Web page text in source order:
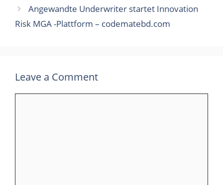
Angewandte Underwriter startet Innovation
Risk MGA -Plattform – codematebd.com
Leave a Comment